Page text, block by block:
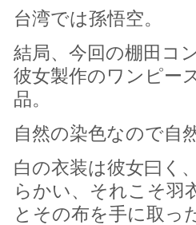
台湾では孫悟空。
結局、今回の棚田コ
彼女製作のワンピー
品。
自然の染色なので自
白の衣装は彼女曰く
らかい、それこそ羽
とその布を手に取っ